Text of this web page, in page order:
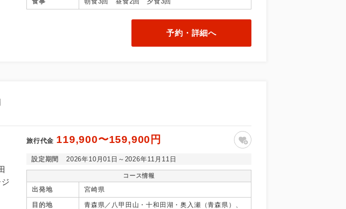
予約・詳細へ
旅行代金 119,900〜159,900円
設定期間 2026年10月01日～2026年11月11日
コース情報
出発地 宮崎県
目的地
青森県／八甲田山・十和田湖・奥入瀬（青森県）、